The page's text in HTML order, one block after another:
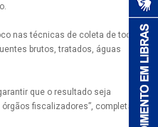
nas técnicas de coleta de todos
brutos, tratados, águas
que o resultado seja
fiscalizadores”, completa